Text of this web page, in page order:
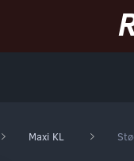
Maxi KL